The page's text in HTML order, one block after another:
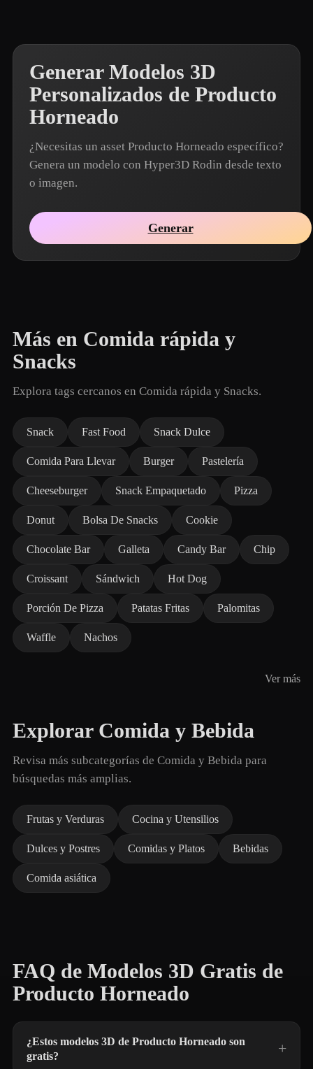
Generar Modelos 3D
Personalizados de Producto
Horneado
¿Necesitas un asset Producto Horneado específico?
Genera un modelo con Hyper3D Rodin desde texto
o imagen.
Generar
Más en Comida rápida y
Snacks
Explora tags cercanos en Comida rápida y Snacks.
Snack Fast Food Snack Dulce
Comida Para Llevar Burger Pastelería
Cheeseburger Snack Empaquetado Pizza
Donut Bolsa De Snacks Cookie
Chocolate Bar Galleta Candy Bar Chip
Croissant Sándwich Hot Dog
Porción De Pizza Patatas Fritas Palomitas
Waffle Nachos
Ver más
Explorar Comida y Bebida
Revisa más subcategorías de Comida y Bebida para
búsquedas más amplias.
Frutas y Verduras Cocina y Utensilios
Dulces y Postres Comidas y Platos Bebidas
Comida asiática
FAQ de Modelos 3D Gratis de
Producto Horneado
¿Estos modelos 3D de Producto Horneado son
gratis?